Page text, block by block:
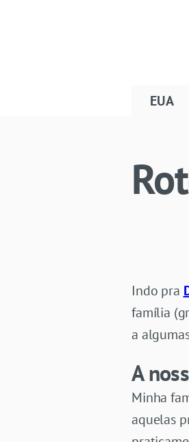
EUA
Indo pra
família
a
A
Minha
aquelas